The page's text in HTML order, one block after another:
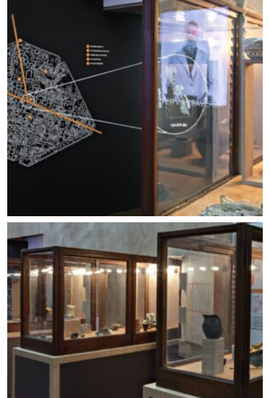
Allestimento mostra Lo scavo in piazza. Foto ©
Carlo Vannini
Allestimento mostra Lo scavo in piazza. Foto ©
Carlo Vannini